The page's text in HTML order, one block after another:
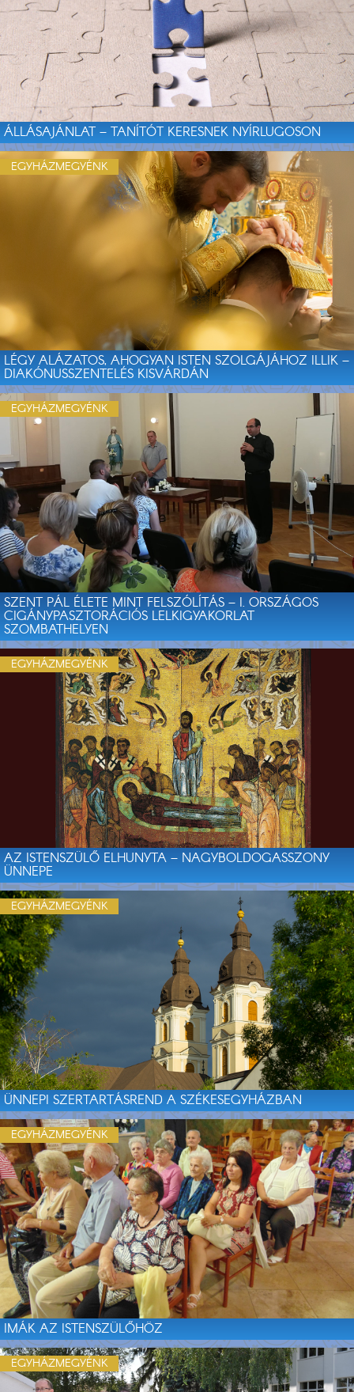
ÁLLÁSAJÁNLAT – TANÍTÓT KERESNEK NYÍRLUGOSON
LÉGY ALÁZATOS, AHOGYAN ISTEN SZOLGÁJÁHOZ ILLIK –
DIAKÓNUSSZENTELÉS KISVÁRDÁN
EGYHÁZMEGYÉNK
SZENT PÁL ÉLETE MINT FELSZÓLÍTÁS – I. ORSZÁGOS
CIGÁNYPASZTORÁCIÓS LELKIGYAKORLAT
SZOMBATHELYEN
EGYHÁZMEGYÉNK
AZ ISTENSZÜLŐ ELHUNYTA – NAGYBOLDOGASSZONY
ÜNNEPE
EGYHÁZMEGYÉNK
ÜNNEPI SZERTARTÁSREND A SZÉKESEGYHÁZBAN
EGYHÁZMEGYÉNK
IMÁK AZ ISTENSZÜLŐHÖZ
EGYHÁZMEGYÉNK
EGYHÁZMEGYÉNK